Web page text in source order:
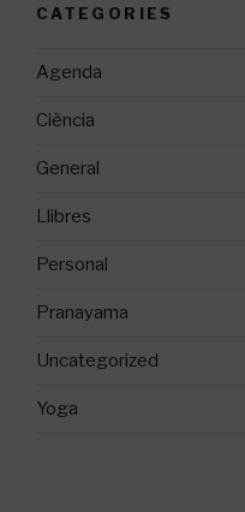
CATEGORIES
Agenda
Ciència
General
Llibres
Personal
Pranayama
Uncategorized
Yoga